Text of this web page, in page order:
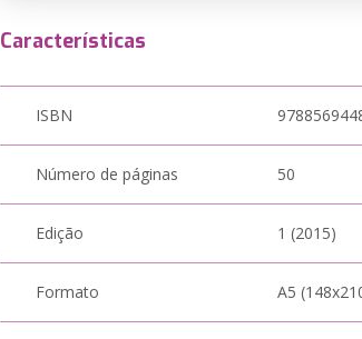
Características
ISBN
Número de páginas 50
Edição 1 (2015)
Formato A5